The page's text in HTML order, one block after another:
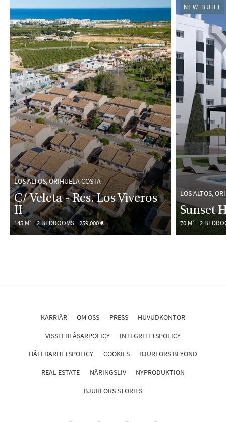
LOS ALTOS, ORIHUELA COSTA
C/ Veleta - Res. Los Viveros
II
145 M² 2 BEDROOMS 259,000 €
LOS ALTOS,
Sunset
70 M² 2
NEW BUILT
KARRIÄR OM OSS PRESS HUVUDKONTOR
VISSELBLÅSARPOLICY INTEGRITETSPOLICY
HÅLLBARHETSPOLICY COOKIES BJURFORS BEYOND
REAL ESTATE NÄRINGSLIV NYPRODUKTION
BJURFORS STORIES